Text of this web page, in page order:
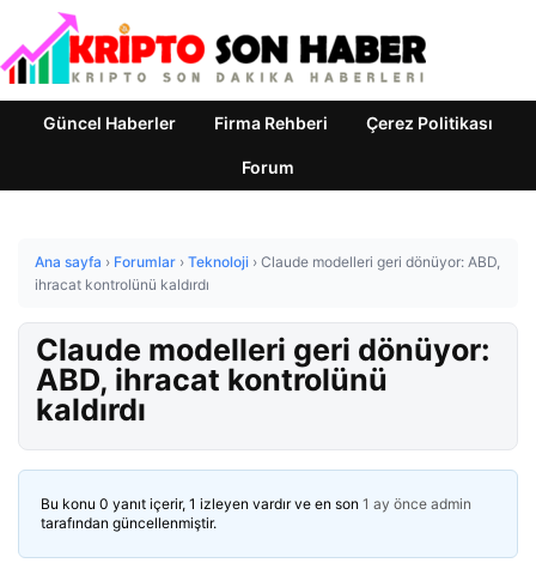
Güncel Haberler Firma Rehberi Çerez Politikası
Forum
Ana sayfa › Forumlar › Teknoloji › Claude modelleri geri dönüyor: ABD,
ihracat kontrolünü kaldırdı
Claude modelleri geri dönüyor:
ABD, ihracat kontrolünü
kaldırdı
Bu konu 0 yanıt içerir, 1 izleyen vardır ve en son 1 ay önce admin
tarafından güncellenmiştir.